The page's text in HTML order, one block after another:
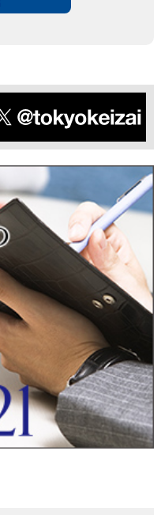
人情報をご提供いた
できない場合があり
通知・開示・訂正・
ございましたら、本
の通知・開示・訂
求に応じます。
パスポート何れかの
状」（代理人による
にお送り下さい。
談窓口＞
目5-11（第一東経ビ